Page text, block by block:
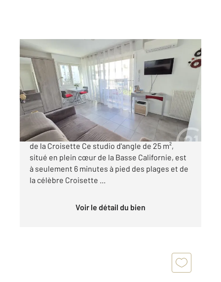
CANNES 06
24,54 m , 1 pièce
Ref : 51963
Appartement F1 à vendre
220 000 €
Studio d'angle climatisé avec balcon À 400m
de la Croisette Ce studio d'angle de 25 m²,
situé en plein cœur de la Basse Californie, est
à seulement 6 minutes à pied des plages et de
la célèbre Croisette ...
Voir le détail du bien